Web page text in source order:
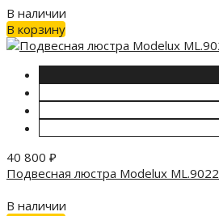
В наличии
В корзину
40 800 ₽
Подвесная люстра Modelux ML.9022
В наличии